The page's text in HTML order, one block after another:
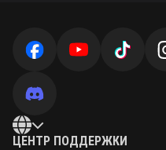
ЦЕНТР ПОДДЕРЖКИ